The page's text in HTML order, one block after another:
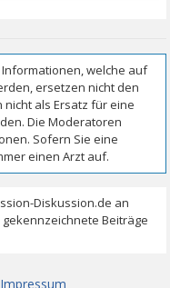
Impressum